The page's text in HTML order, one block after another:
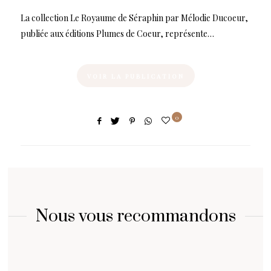
La collection Le Royaume de Séraphin par Mélodie Ducoeur,
publiée aux éditions Plumes de Coeur, représente…
0
Nous vous recommandons